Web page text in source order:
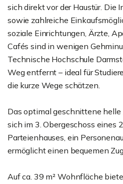
sich direkt vor der Haustür. Die
sowie zahlreiche
soziale Einrichtungen, Ärzte,
Cafés sind in wenigen
Technische Hochschule
Weg entfernt – ideal für
die kurze Wege schätzen.
Das optimal geschnittene
sich im 3. Obergeschoss eines
Parteienhauses, ein
ermöglicht einen bequemen
Auf ca. 39 m² Wohnfläche